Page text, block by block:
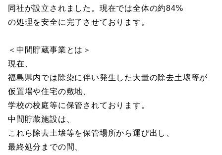
同社が設立されました。現在では全体の約84%
の処理を安全に完了させております。
＜中間貯蔵事業とは＞
現在、
福島県内では除染に伴い発生した大量の除去土壌等が
仮置場や住宅の敷地、
学校の校庭等に保管されております。
中間貯蔵施設は、
これら除去土壌等を保管場所から運び出し、
最終処分までの間、